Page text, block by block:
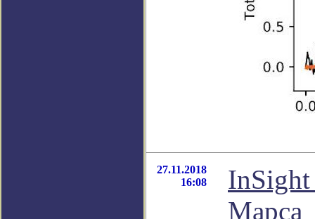
27.11.2018
16:08
InSight
Марса